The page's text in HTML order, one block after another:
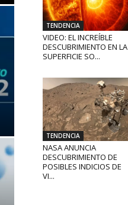
TENDENCIA
VIDEO: EL INCREÍBLE
DESCUBRIMIENTO EN LA
SUPERFICIE SO...
TENDENCIA
NASA ANUNCIA
DESCUBRIMIENTO DE
POSIBLES INDICIOS DE
VI...